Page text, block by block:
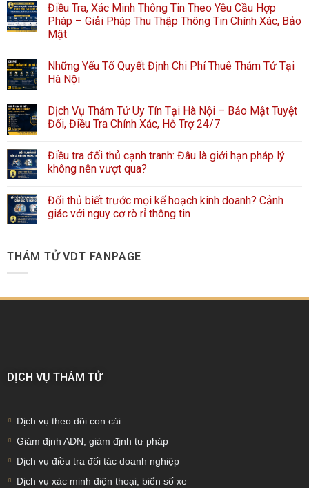
Điều Tra, Xác Minh Thông Tin Theo Yêu Cầu Hợp
Pháp – Giải Pháp Thu Thập Thông Tin Chính Xác, Bảo
Mật
Những Yếu Tố Quyết Định Chi Phí Thuê Thám Tử Tại
Hà Nội
Dịch Vụ Thám Tử Uy Tín Tại Hà Nội – Bảo Mật Tuyệt
Đối, Điều Tra Chính Xác, Hỗ Trợ 24/7
Điều tra đối thủ cạnh tranh: Đâu là giới hạn pháp lý
không nên vượt qua?
Đối thủ biết trước mọi kế hoạch kinh doanh? Cảnh
giác với nguy cơ rò rỉ thông tin
THÁM TỬ VDT FANPAGE
DỊCH VỤ THÁM TỬ
Dịch vụ theo dõi con cái
Giám định ADN, giám định tư pháp
Dịch vụ điều tra đối tác doanh nghiệp
Dịch vụ xác minh điện thoại, biển số xe